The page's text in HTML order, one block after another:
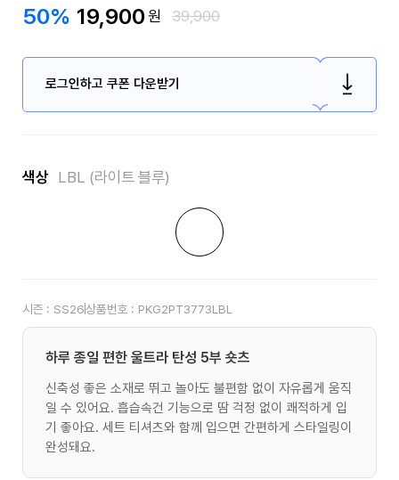
50% 19,900원 39,900
로그인하고 쿠폰 다운받기
색상 LBL (라이트 블루)
시즌 : SS26상품번호 : PKG2PT3773LBL
하루 종일 편한 울트라 탄성 5부 숏츠
신축성 좋은 소재로 뛰고 놀아도 불편함 없이 자유롭게 움직
일 수 있어요. 흡습속건 기능으로 땀 걱정 없이 쾌적하게 입
기 좋아요. 세트 티셔츠와 함께 입으면 간편하게 스타일링이
완성돼요.